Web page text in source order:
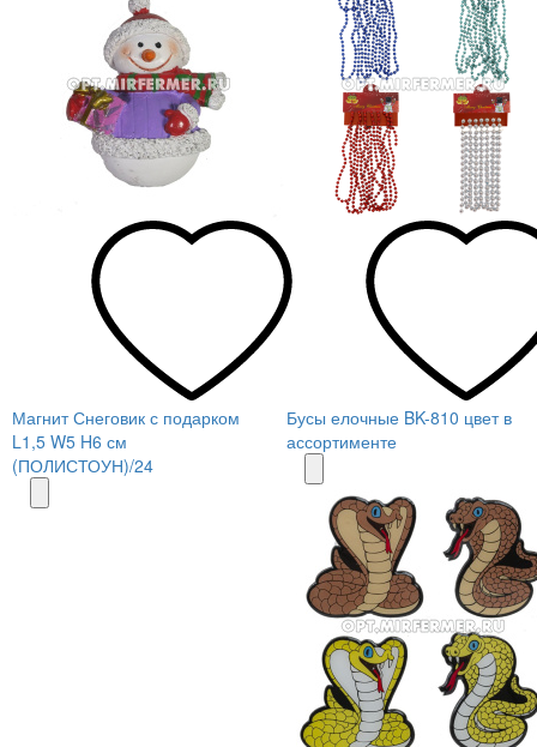
Магнит Снеговик с подарком
L1,5 W5 H6 см
(ПОЛИСТОУН)/24
Бусы елочные BK-810 цвет в
ассортименте